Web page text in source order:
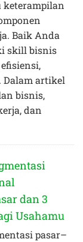
keterampilan
Baik Anda
skill bisnis
Dalam artikel
bisnis,
dan
dan 3
Usahamu
pasar–